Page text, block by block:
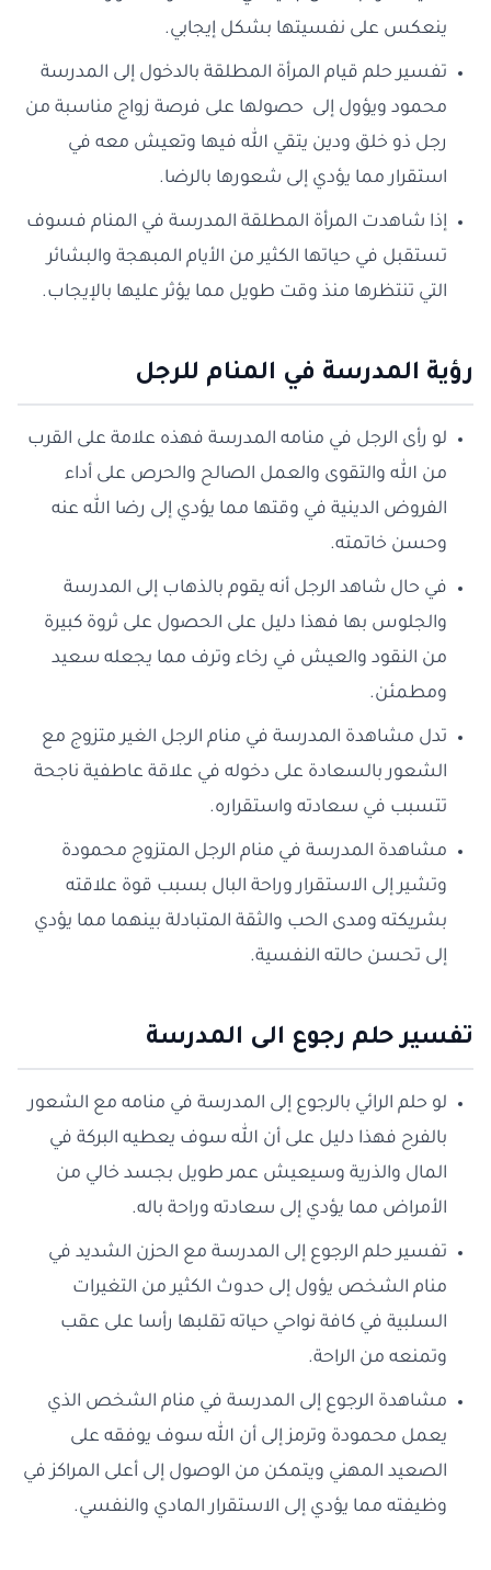
ينعكس على نفسيتها بشكل إيجابي.
تفسير حلم قيام المرأة المطلقة بالدخول إلى المدرسة
محمود ويؤول إلى حصولها على فرصة زواج مناسبة من
رجل ذو خلق ودين يتقي الله فيها وتعيش معه في
استقرار مما يؤدي إلى شعورها بالرضا.
إذا شاهدت المرأة المطلقة المدرسة في المنام فسوف
تستقبل في حياتها الكثير من الأيام المبهجة والبشائر
التي تنتظرها منذ وقت طويل مما يؤثر عليها بالإيجاب.
رؤية المدرسة في المنام للرجل
لو رأى الرجل في منامه المدرسة فهذه علامة على القرب
من الله والتقوى والعمل الصالح والحرص على أداء
الفروض الدينية في وقتها مما يؤدي إلى رضا الله عنه
وحسن خاتمته.
في حال شاهد الرجل أنه يقوم بالذهاب إلى المدرسة
والجلوس بها فهذا دليل على الحصول على ثروة كبيرة
من النقود والعيش في رخاء وترف مما يجعله سعيد
ومطمئن.
تدل مشاهدة المدرسة في منام الرجل الغير متزوج مع
الشعور بالسعادة على دخوله في علاقة عاطفية ناجحة
تتسبب في سعادته واستقراره.
مشاهدة المدرسة في منام الرجل المتزوج محمودة
وتشير إلى الاستقرار وراحة البال بسبب قوة علاقته
بشريكته ومدى الحب والثقة المتبادلة بينهما مما يؤدي
إلى تحسن حالته النفسية.
تفسير حلم رجوع الى المدرسة
لو حلم الرائي بالرجوع إلى المدرسة في منامه مع الشعور
بالفرح فهذا دليل على أن الله سوف يعطيه البركة في
المال والذرية وسيعيش عمر طويل بجسد خالي من
الأمراض مما يؤدي إلى سعادته وراحة باله.
تفسير حلم الرجوع إلى المدرسة مع الحزن الشديد في
منام الشخص يؤول إلى حدوث الكثير من التغيرات
السلبية في كافة نواحي حياته تقلبها رأسا على عقب
وتمنعه من الراحة.
مشاهدة الرجوع إلى المدرسة في منام الشخص الذي
يعمل محمودة وترمز إلى أن الله سوف يوفقه على
الصعيد المهني ويتمكن من الوصول إلى أعلى المراكز في
وظيفته مما يؤدي إلى الاستقرار المادي والنفسي.